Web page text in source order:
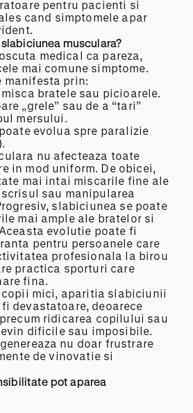
pentru pacienti si
cand simptomele apar
musculara?
medical ca pareza,
mai comune simptome.
manifesta prin:
bratele sau picioarele.
„grele” sau de a “tari”
mersului.
evolua spre paralizie
nu afecteaza toate
in mod uniform. De obicei,
mai intai miscarile fine ale
sau manipularea
slabiciunea se poate
mai ample ale bratelor si
evolutie poate fi
pentru persoanele care
profesionala la birou
practica sporturi care
fina.
mici, aparitia slabiciunii
devastatoare, deoarece
ridicarea copilului sau
dificile sau imposibile.
nu doar frustrare
de vinovatie si
pot aparea